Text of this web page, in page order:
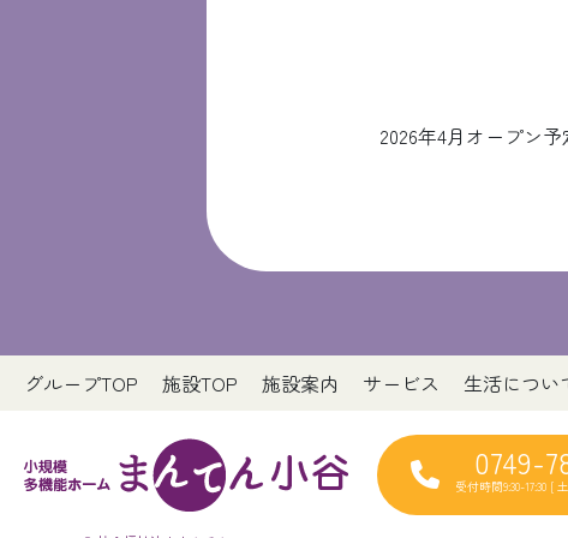
2026年4月オープン
グループTOP 施設TOP 施設案内 サービス 生活につい
0749-
受付時間9:30-17:30 [